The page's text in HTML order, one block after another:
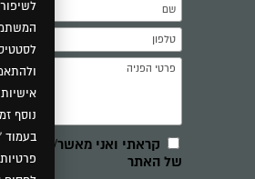
נוסף
בעמוד